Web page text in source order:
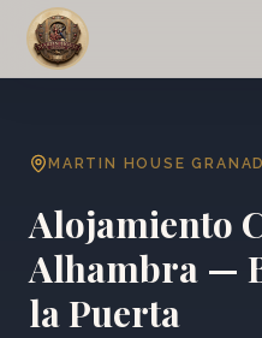
MARTIN HOUSE
Alojamiento
Alhambra —
la Puerta